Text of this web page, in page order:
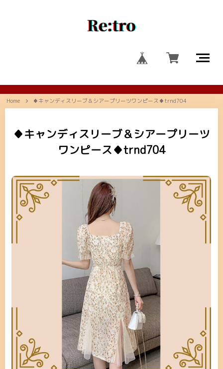
Home ♦キャンディスリーブ＆シアープリーツワンピース♦trnd704
♦キャンディスリーブ＆シアープリーツ
ワンピース♦trnd704